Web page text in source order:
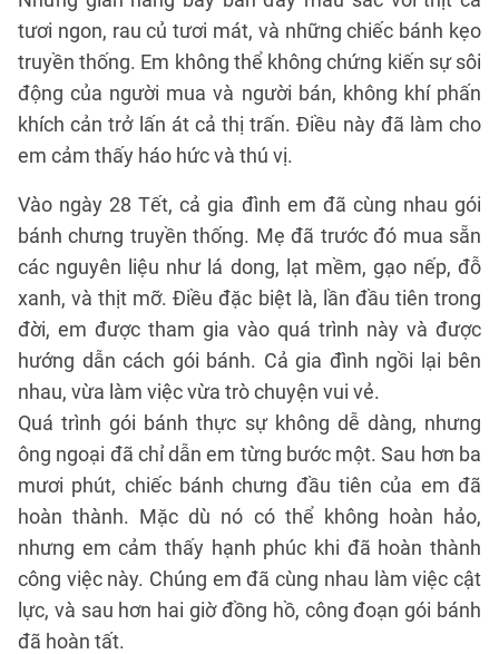
tươi ngon, rau củ tươi mát, và những chiếc bánh kẹo
truyền thống. Em không thể không chứng kiến sự sôi
động của người mua và người bán, không khí phấn
khích cản trở lấn át cả thị trấn. Điều này đã làm cho
em cảm thấy háo hức và thú vị.
Vào ngày 28 Tết, cả gia đình em đã cùng nhau gói
bánh chưng truyền thống. Mẹ đã trước đó mua sẵn
các nguyên liệu như lá dong, lạt mềm, gạo nếp, đỗ
xanh, và thịt mỡ. Điều đặc biệt là, lần đầu tiên trong
đời, em được tham gia vào quá trình này và được
hướng dẫn cách gói bánh. Cả gia đình ngồi lại bên
nhau, vừa làm việc vừa trò chuyện vui vẻ.
Quá trình gói bánh thực sự không dễ dàng, nhưng
ông ngoại đã chỉ dẫn em từng bước một. Sau hơn ba
mươi phút, chiếc bánh chưng đầu tiên của em đã
hoàn thành. Mặc dù nó có thể không hoàn hảo,
nhưng em cảm thấy hạnh phúc khi đã hoàn thành
công việc này. Chúng em đã cùng nhau làm việc cật
lực, và sau hơn hai giờ đồng hồ, công đoạn gói bánh
đã hoàn tất.